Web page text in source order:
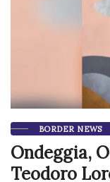
BORDER NEWS
Ondeggia,
Teodoro